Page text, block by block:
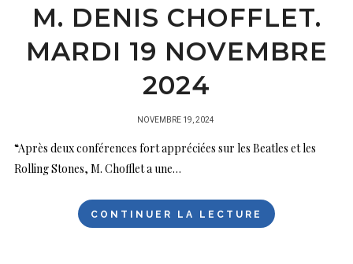
M. DENIS CHOFFLET.
MARDI 19 NOVEMBRE
2024
PUBLIÉ
NOVEMBRE 19, 2024
“Après deux conférences fort appréciées sur les Beatles et les
Rolling Stones, M. Chofflet a une…
CONTINUER LA LECTURE